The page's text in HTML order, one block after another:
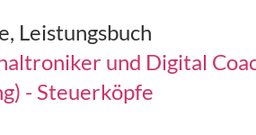
Leistungsbuch
und Digital
- Steuerköpfe